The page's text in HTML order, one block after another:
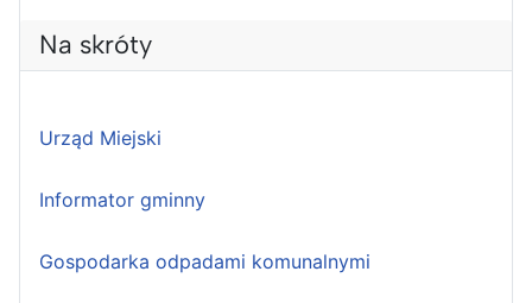
Na skróty
Urząd Miejski
Informator gminny
Gospodarka odpadami komunalnymi